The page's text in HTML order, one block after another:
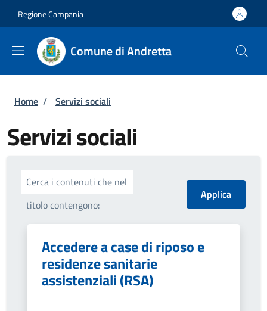
Regione Campania
Comune di Andretta
Briciole di pane
Home / Servizi sociali
Servizi sociali
Cerca i contenuti che nel
titolo contengono:
Accedere a case di riposo e
residenze sanitarie
assistenziali (RSA)